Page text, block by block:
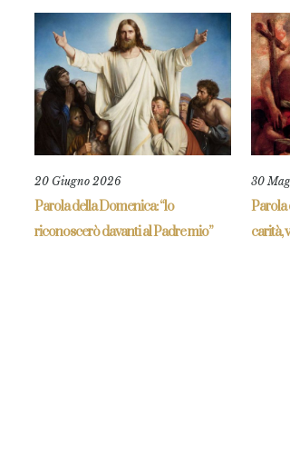
20 Giugno 2026
Parola della Domenica: “lo
riconoscerò davanti al Padre mio”
30
Parola
carità,